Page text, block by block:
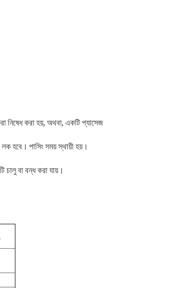
নিষেধ করা হয়, অথবা, একটি প্যাসেজ
হবে। পাসিং সময় স্থায়ী হয়।
চালু বা বন্ধ করা যায়।